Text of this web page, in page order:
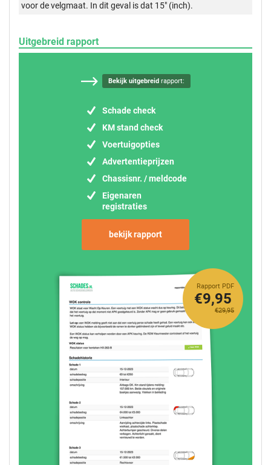
voor de velgmaat. In dit geval is dat 15" (inch).
Uitgebreid rapport
Bekijk uitgebreid rapport:
Schade check
KM stand check
Voertuigopties
Advertentieprijzen
Chassisnr. / meldcode
Eigenaren
registraties
bekijk rapport
Rapport PDF
€29,95
€9,95